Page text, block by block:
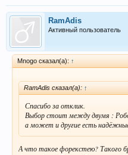
RamAdis
Активный пользователь
Mnogo сказал(а): ↑
RamAdis сказал(а): ↑
Спасибо за отклик.
Выбор стоит между двумя :
а может и другие есть
А что такое форекстею? Такого